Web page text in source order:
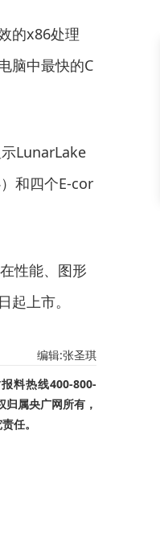
的x86处理
脑中最快的C
LunarLake
和四个E-cor
性能、图形
上市。
编辑:张圣琪
料热线400-800-
属央广网所有，
任。